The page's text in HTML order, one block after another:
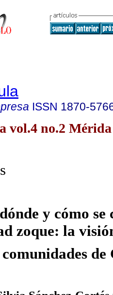
ISSN 1870-
vol.4 no.2 Mérida
y cómo
zoque: la
comunidades de